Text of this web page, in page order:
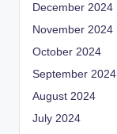
December 2024
November 2024
October 2024
September 2024
August 2024
July 2024